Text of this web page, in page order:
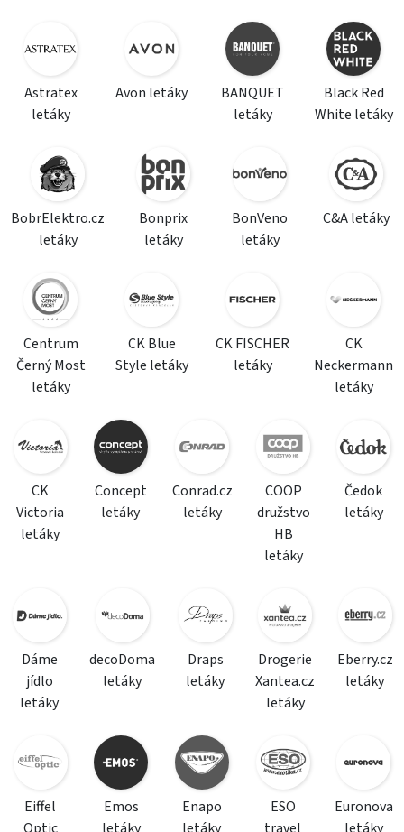
Astratex
letáky
Avon letáky
BANQUET
letáky
Black Red
White letáky
BobrElektro.cz
letáky
Bonprix
letáky
BonVeno
letáky
C&A letáky
Centrum
Černý Most
letáky
CK Blue
Style letáky
CK FISCHER
letáky
CK
Neckermann
letáky
CK
Victoria
letáky
Concept
letáky
Conrad.cz
letáky
COOP
družstvo
HB
letáky
Čedok
letáky
Dáme
jídlo
letáky
decoDoma
letáky
Draps
letáky
Drogerie
Xantea.cz
letáky
Eberry.cz
letáky
Eiffel
Emos
Enapo
ESO
Euronova